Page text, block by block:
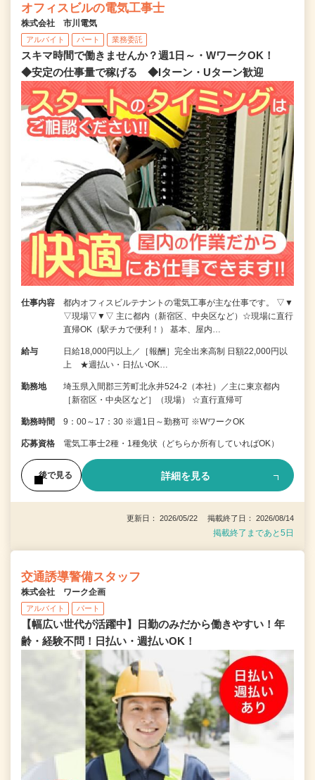
オフィスビルの電気工事士
株式会社 市川電気
アルバイト パート 業務委託
スキマ時間で働きませんか？週1日～・WワークOK！
◆安定の仕事量で稼げる ◆Iターン・Uターン歓迎
仕事内容
都内オフィスビルテナントの電気工事が主な仕事です。 ▽▼
▽現場▽▼▽ 主に都内（新宿区、中央区など）☆現場に直行
直帰OK（駅チカで便利！） 基本、屋内…
給与
日給18,000円以上／［報酬］完全出来高制 日額22,000円以
上 ★週払い・日払いOK…
勤務地
埼玉県入間郡三芳町北永井524-2（本社）／主に東京都内
［新宿区・中央区など］（現場） ☆直行直帰可
勤務時間 9：00～17：30 ※週1日～勤務可 ※WワークOK
応募資格 電気工事士2種・1種免状（どちらか所有していればOK）
後で見る 詳細を見る
更新日： 2026/05/22 掲載終了日： 2026/08/14
掲載終了まであと5日
交通誘導警備スタッフ
株式会社 ワーク企画
アルバイト パート
【幅広い世代が活躍中】日勤のみだから働きやすい！年
齢・経験不問！日払い・週払いOK！